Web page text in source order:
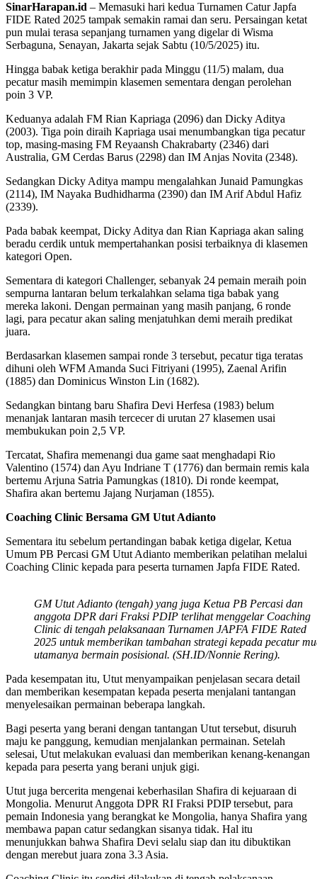
SinarHarapan.id – Memasuki hari kedua Turnamen Catur Japfa
FIDE Rated 2025 tampak semakin ramai dan seru. Persaingan ketat
pun mulai terasa sepanjang turnamen yang digelar di Wisma
Serbaguna, Senayan, Jakarta sejak Sabtu (10/5/2025) itu.
Hingga babak ketiga berakhir pada Minggu (11/5) malam, dua
pecatur masih memimpin klasemen sementara dengan perolehan
poin 3 VP.
Keduanya adalah FM Rian Kapriaga (2096) dan Dicky Aditya
(2003). Tiga poin diraih Kapriaga usai menumbangkan tiga pecatur
top, masing-masing FM Reyaansh Chakrabarty (2346) dari
Australia, GM Cerdas Barus (2298) dan IM Anjas Novita (2348).
Sedangkan Dicky Aditya mampu mengalahkan Junaid Pamungkas
(2114), IM Nayaka Budhidharma (2390) dan IM Arif Abdul Hafiz
(2339).
Pada babak keempat, Dicky Aditya dan Rian Kapriaga akan saling
beradu cerdik untuk mempertahankan posisi terbaiknya di klasemen
kategori Open.
Sementara di kategori Challenger, sebanyak 24 pemain meraih poin
sempurna lantaran belum terkalahkan selama tiga babak yang
mereka lakoni. Dengan permainan yang masih panjang, 6 ronde
lagi, para pecatur akan saling menjatuhkan demi meraih predikat
juara.
Berdasarkan klasemen sampai ronde 3 tersebut, pecatur tiga teratas
dihuni oleh WFM Amanda Suci Fitriyani (1995), Zaenal Arifin
(1885) dan Dominicus Winston Lin (1682).
Sedangkan bintang baru Shafira Devi Herfesa (1983) belum
menanjak lantaran masih tercecer di urutan 27 klasemen usai
membukukan poin 2,5 VP.
Tercatat, Shafira memenangi dua game saat menghadapi Rio
Valentino (1574) dan Ayu Indriane T (1776) dan bermain remis kala
bertemu Arjuna Satria Pamungkas (1810). Di ronde keempat,
Shafira akan bertemu Jajang Nurjaman (1855).
Coaching Clinic Bersama GM Utut Adianto
Sementara itu sebelum pertandingan babak ketiga digelar, Ketua
Umum PB Percasi GM Utut Adianto memberikan pelatihan melalui
Coaching Clinic kepada para peserta turnamen Japfa FIDE Rated.
GM Utut Adianto (tengah) yang juga Ketua PB Percasi dan
anggota DPR dari Fraksi PDIP terlihat menggelar Coaching
Clinic di tengah pelaksanaan Turnamen JAPFA FIDE Rated
2025 untuk memberikan tambahan strategi kepada pecatur
utamanya bermain posisional. (SH.ID/Nonnie Rering).
Pada kesempatan itu, Utut menyampaikan penjelasan secara detail
dan memberikan kesempatan kepada peserta menjalani tantangan
menyelesaikan permainan beberapa langkah.
Bagi peserta yang berani dengan tantangan Utut tersebut, disuruh
maju ke panggung, kemudian menjalankan permainan. Setelah
selesai, Utut melakukan evaluasi dan memberikan kenang-kenangan
kepada para peserta yang berani unjuk gigi.
Utut juga bercerita mengenai keberhasilan Shafira di kejuaraan di
Mongolia. Menurut Anggota DPR RI Fraksi PDIP tersebut, para
pemain Indonesia yang berangkat ke Mongolia, hanya Shafira yang
membawa papan catur sedangkan sisanya tidak. Hal itu
menunjukkan bahwa Shafira Devi selalu siap dan itu dibuktikan
dengan merebut juara zona 3.3 Asia.